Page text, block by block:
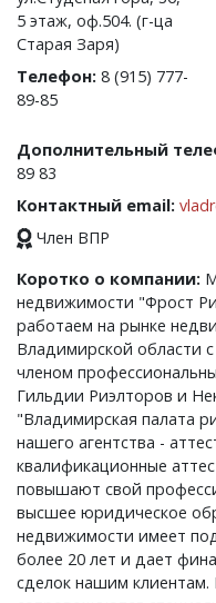
5 этаж, оф.504. (г-ца
Старая Заря)
Телефон: 8 (915) 777-
89-85
Дополнительный
89 83
Контактный email:
Член ВПР
Коротко о компании:
недвижимости "Фрост
работаем на рынке
Владимирской области
членом
Гильдии Риэлторов и
"Владимирская палата
нашего агентства -
квалификационные
повышают свой
высшее юридическое
недвижимости имеет
более 20 лет и дает
сделок нашим клиентам.